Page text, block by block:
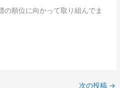
の順位に向かって取り組んでま
次の投稿 →